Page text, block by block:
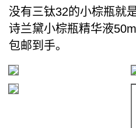
没有三钛32的小棕瓶就
诗兰黛小棕瓶精华液
包邮到手。